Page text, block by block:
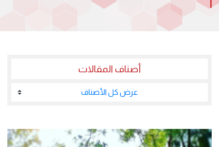
أصناف المقالات
عرض كل الأصناف